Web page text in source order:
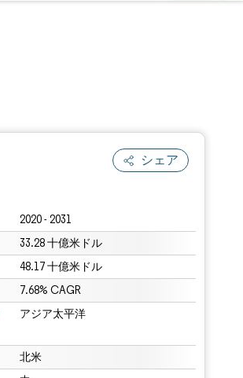
シェア
2020 - 2031
33.28 十億米ドル
48.17 十億米ドル
7.68% CAGR
アジア太平洋
北米